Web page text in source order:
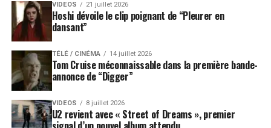
VIDEOS 21 juillet 2026
Hoshi dévoile le clip poignant de “Pleurer en
dansant”
TÉLÉ / CINÉMA 14 juillet 2026
Tom Cruise méconnaissable dans la première bande-
annonce de “Digger”
VIDEOS 8 juillet 2026
U2 revient avec « Street of Dreams », premier